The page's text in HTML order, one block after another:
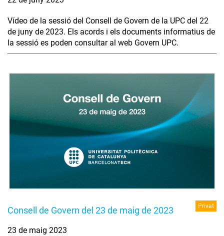
Vídeo de la sessió del Consell de Govern de la UPC del 22
de juny de 2023. Els acords i els documents informatius de
la sessió es poden consultar al web Govern UPC.
Consell de Govern del 23 de maig de 2023 Privat
23 de maig 2023